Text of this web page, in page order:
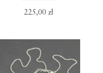
225,00 zł